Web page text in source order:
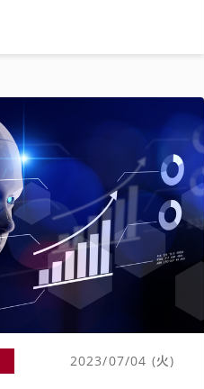
2023/07/04 (火)